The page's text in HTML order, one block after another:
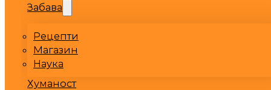
Забава
Рецепти
Магазин
Наука
Хуманост